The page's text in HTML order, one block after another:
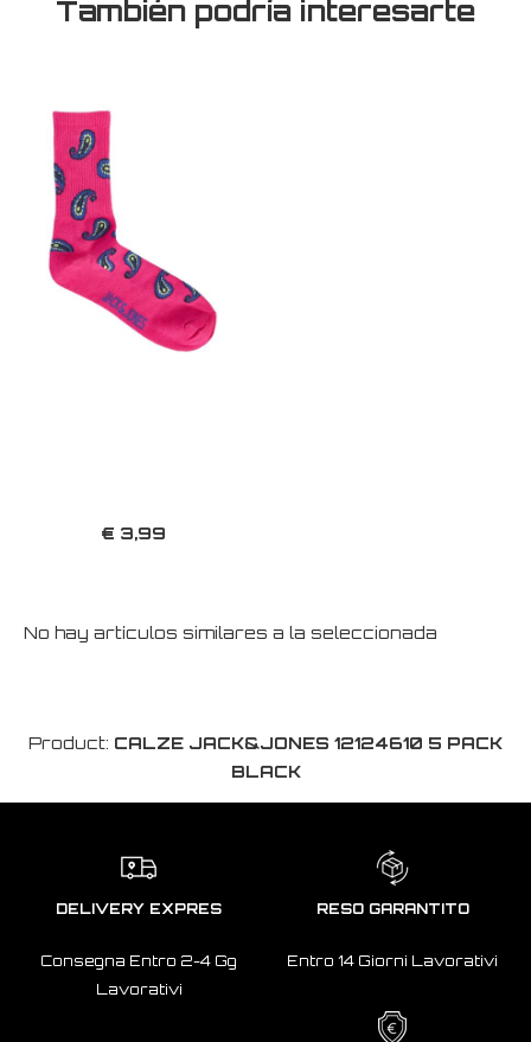
También podría interesarte
€ 3,99
No hay artículos similares a la seleccionada
Product: CALZE JACK&JONES 12124610 5 PACK
BLACK
DELIVERY EXPRES
Consegna Entro 2-4 Gg
Lavorativi
RESO GARANTITO
Entro 14 Giorni Lavorativi